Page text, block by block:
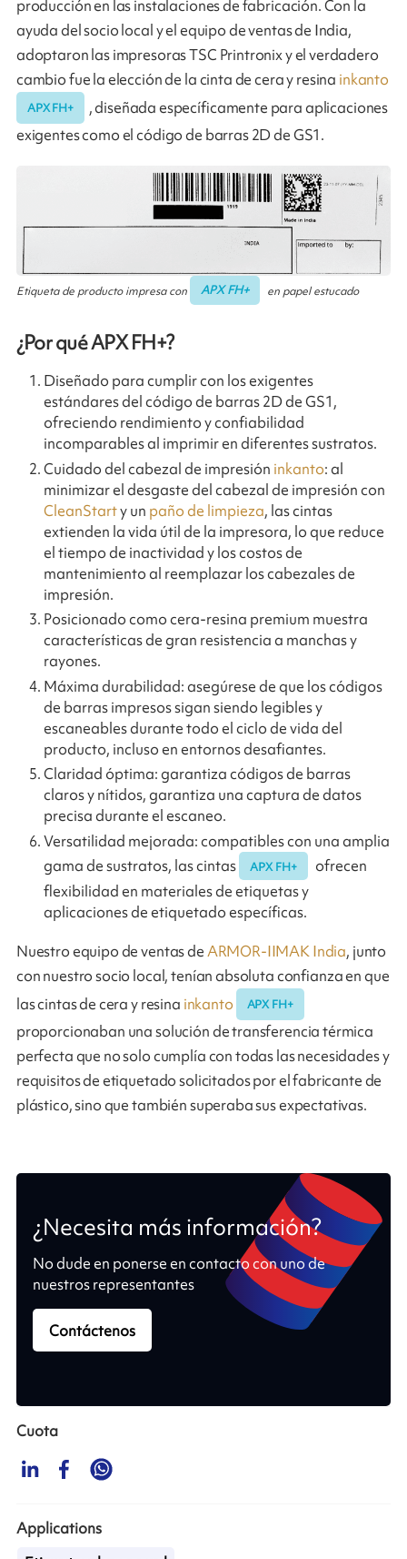
producción en las instalaciones de fabricación. Con la
ayuda del socio local y el equipo de ventas de India,
adoptaron las impresoras TSC Printronix y el verdadero
cambio fue la elección de la cinta de cera y resina inkanto
APX FH+
, diseñada específicamente para aplicaciones
exigentes como el código de barras 2D de GS1.
Etiqueta de producto impresa con APX FH+ en papel estucado
¿Por qué APX FH+?
Diseñado para cumplir con los exigentes
estándares del código de barras 2D de GS1,
ofreciendo rendimiento y confiabilidad
incomparables al imprimir en diferentes sustratos.
Cuidado del cabezal de impresión inkanto: al
minimizar el desgaste del cabezal de impresión con
CleanStarty un paño de limpieza, las cintas
extienden la vida útil de la impresora, lo que reduce
el tiempo de inactividad y los costos de
mantenimiento al reemplazar los cabezales de
impresión.
Posicionado como cera-resina premium muestra
características de gran resistencia a manchas y
rayones.
Máxima durabilidad: asegúrese de que los códigos
de barras impresos sigan siendo legibles y
escaneables durante todo el ciclo de vida del
producto, incluso en entornos desafiantes.
Claridad óptima: garantiza códigos de barras
claros y nítidos, garantiza una captura de datos
precisa durante el escaneo.
Versatilidad mejorada: compatibles con una amplia
gama de sustratos, las cintas
APX FH+
ofrecen
flexibilidad en materiales de etiquetas y
aplicaciones de etiquetado específicas.
Nuestro equipo de ventas deARMOR-IIMAK India, junto
con nuestro socio local, tenían absoluta confianza en que
las cintas de cera y resina inkanto APX FH+
proporcionaban una solución de transferencia térmica
perfecta que no solo cumplía con todas las necesidades y
requisitos de etiquetado solicitados por el fabricante de
plástico, sino que también superaba sus expectativas.
¿Necesita más información?
No dude en ponerse en contacto con uno de
nuestros representantes
Contáctenos
Cuota
Applications